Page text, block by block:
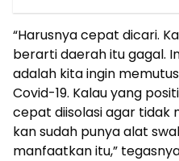
“Harusnya cepat dicari.
berarti daerah itu gagal.
adalah kita ingin
Covid-19. Kalau yang
cepat diisolasi agar tidak
kan sudah punya alat
manfaatkan itu,”